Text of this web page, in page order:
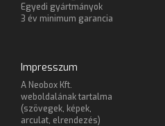
Egyedi gyártmányok
3 év minimum garancia
Impresszum
A Neobox Kft.
weboldalának tartalma
(szövegek, képek,
arculat, elrendezés)